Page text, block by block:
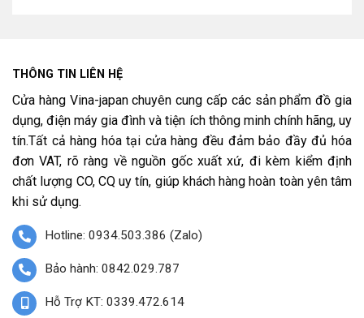
THÔNG TIN LIÊN HỆ
Cửa hàng Vina-japan chuyên cung cấp các sản phẩm đồ gia
dụng, điện máy gia đình và tiện ích thông minh chính hãng, uy
tín.Tất cả hàng hóa tại cửa hàng đều đảm bảo đầy đủ hóa
đơn VAT, rõ ràng về nguồn gốc xuất xứ, đi kèm kiểm định
chất lượng CO, CQ uy tín, giúp khách hàng hoàn toàn yên tâm
khi sử dụng.
Hotline: 0934.503.386 (Zalo)
Bảo hành: 0842.029.787
Hỗ Trợ KT: 0339.472.614